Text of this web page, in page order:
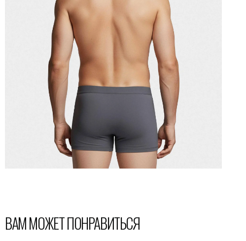
ВАМ МОЖЕТ ПОНРАВИТЬСЯ